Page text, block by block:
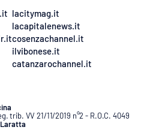
lacitymag.it
lacapitalenews.it
cosenzachannel.it
ilvibonese.it
catanzarochannel.it
trib. VV 21/11/2019 n°2 - R.O.C. 4049